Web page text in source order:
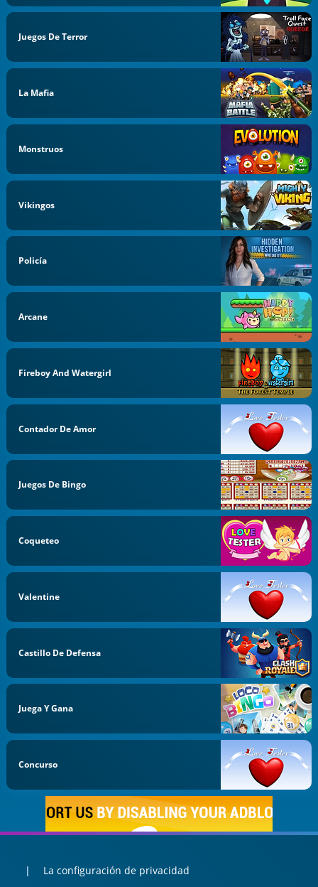
Juegos De Terror
La Mafia
Monstruos
Vikingos
Policía
Arcane
Fireboy And Watergirl
Contador De Amor
Juegos De Bingo
Coqueteo
Valentine
Castillo De Defensa
Juega Y Gana
Concurso
La configuración de privacidad